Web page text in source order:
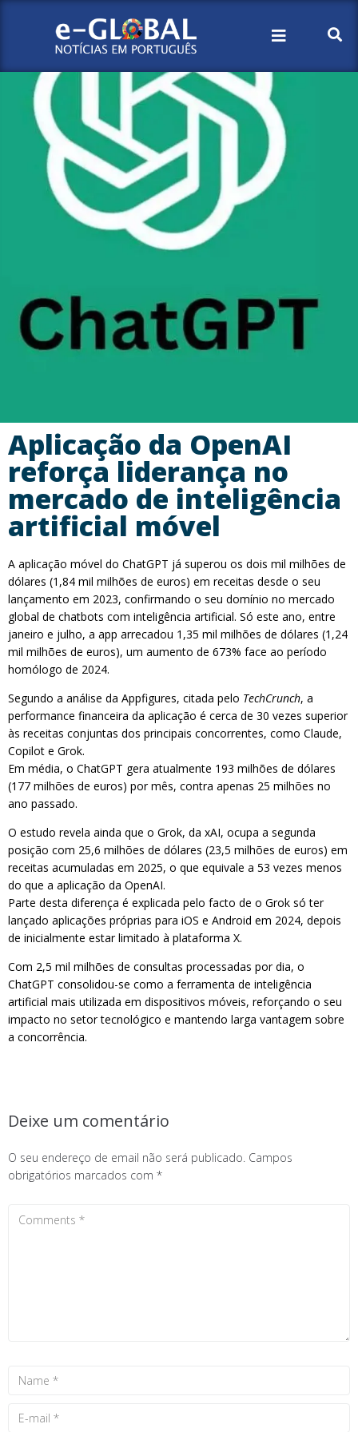
Aplicação da OpenAI
reforça liderança no
mercado de inteligência
artificial móvel
A aplicação móvel do ChatGPT já superou os dois mil milhões de
dólares (1,84 mil milhões de euros) em receitas desde o seu
lançamento em 2023, confirmando o seu domínio no mercado
global de chatbots com inteligência artificial. Só este ano, entre
janeiro e julho, a app arrecadou 1,35 mil milhões de dólares (1,24
mil milhões de euros), um aumento de 673% face ao período
homólogo de 2024.
Segundo a análise da Appfigures, citada pelo TechCrunch, a
performance financeira da aplicação é cerca de 30 vezes superior
às receitas conjuntas dos principais concorrentes, como Claude,
Copilot e Grok.
Em média, o ChatGPT gera atualmente 193 milhões de dólares
(177 milhões de euros) por mês, contra apenas 25 milhões no
ano passado.
O estudo revela ainda que o Grok, da xAI, ocupa a segunda
posição com 25,6 milhões de dólares (23,5 milhões de euros) em
receitas acumuladas em 2025, o que equivale a 53 vezes menos
do que a aplicação da OpenAI.
Parte desta diferença é explicada pelo facto de o Grok só ter
lançado aplicações próprias para iOS e Android em 2024, depois
de inicialmente estar limitado à plataforma X.
Com 2,5 mil milhões de consultas processadas por dia, o
ChatGPT consolidou-se como a ferramenta de inteligência
artificial mais utilizada em dispositivos móveis, reforçando o seu
impacto no setor tecnológico e mantendo larga vantagem sobre
a concorrência.
Deixe um comentário
O seu endereço de email não será publicado. Campos
obrigatórios marcados com *